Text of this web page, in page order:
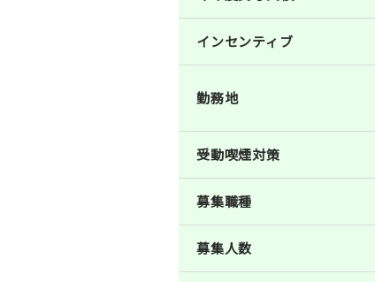
インセンティブ
勤務地
受動喫煙対策
募集職種
募集人数